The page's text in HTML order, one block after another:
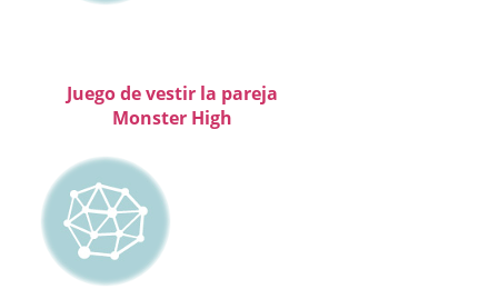
Juego de vestir la pareja
Monster High